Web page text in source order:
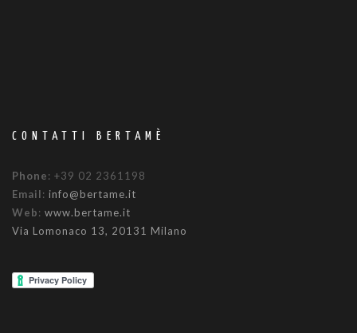
CONTATTI BERTAMÈ
Phone: +39 02 2361198
Email: info@bertame.it
Web: www.bertame.it
Via Lomonaco 13, 20131 Milano